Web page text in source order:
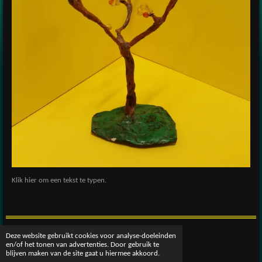
Deze website gebruikt cookies voor analyse-doeleinden
en/of het tonen van advertenties. Door gebruik te
blijven maken van de site gaat u hiermee akkoord.
Klik hier om een tekst te typen.
© 2016 - 2026 patscreativeworld
Powered by JouwWeb